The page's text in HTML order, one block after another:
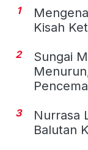
1
Kisah
2
Sungai
3
Nurrasa
Balutan